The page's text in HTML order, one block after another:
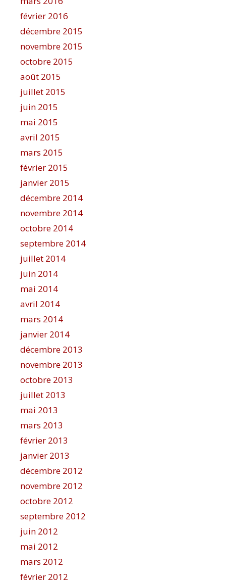
février 2016
décembre 2015
novembre 2015
octobre 2015
août 2015
juillet 2015
juin 2015
mai 2015
avril 2015
mars 2015
février 2015
janvier 2015
décembre 2014
novembre 2014
octobre 2014
septembre 2014
juillet 2014
juin 2014
mai 2014
avril 2014
mars 2014
janvier 2014
décembre 2013
novembre 2013
octobre 2013
juillet 2013
mai 2013
mars 2013
février 2013
janvier 2013
décembre 2012
novembre 2012
octobre 2012
septembre 2012
juin 2012
mai 2012
mars 2012
février 2012